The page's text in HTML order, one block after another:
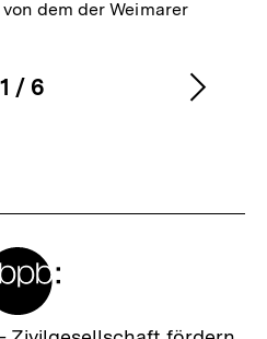
dem der Weimarer
Karussellinhalt
1
von
/ 6